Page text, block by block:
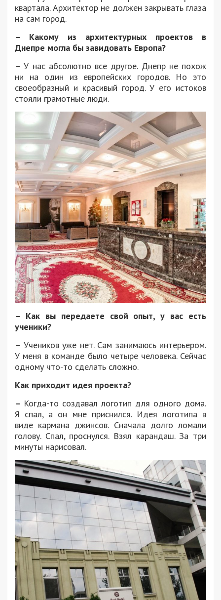
квартала. Архитектор не должен закрывать глаза
на сам город.
– Какому из архитектурных проектов в
Днепре могла бы завидовать Европа?
– У нас абсолютно все другое. Днепр не похож
ни на один из европейских городов. Но это
своеобразный и красивый город. У его истоков
стояли грамотные люди.
– Как вы передаете свой опыт, у вас есть
ученики?
– Учеников уже нет. Сам занимаюсь интерьером.
У меня в команде было четыре человека. Сейчас
одному что-то сделать сложно.
Как приходит идея проекта?
– Когда-то создавал логотип для одного дома.
Я спал, а он мне приснился. Идея логотипа в
виде кармана джинсов. Сначала долго ломали
голову. Спал, проснулся. Взял карандаш. За три
минуты нарисовал.